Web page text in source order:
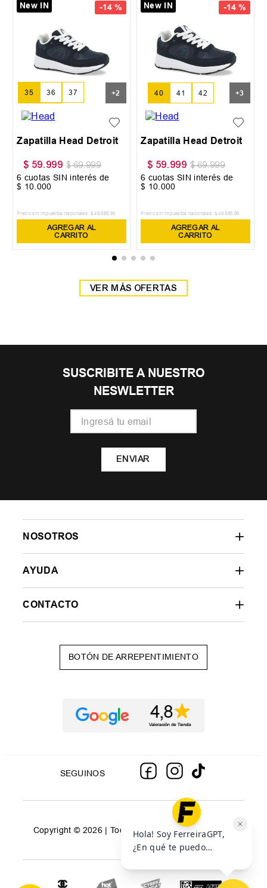
-14 %
New IN
35 36 37
38 39
+2
Zapatilla Head Detroit
$ 59.999 $ 69.999
6 cuotas SIN interés de
$ 10 000
Precio sin impuestos nacionales: $ 49.585,95
AGREGAR AL
CARRITO
-14 %
New IN
40 41 42 +3
Zapatilla Head Detroit
$ 59.999 $ 69.999
6 cuotas SIN interés de
$ 10 000
Precio sin impuestos nacionales: $ 49.585,95
AGREGAR AL
CARRITO
VER MÁS OFERTAS
SUSCRIBITE A NUESTRO
NESWLETTER
ENVIAR
NOSOTROS
AYUDA
CONTACTO
BOTÓN DE ARREPENTIMIENTO
SEGUINOS
Copyright © 2026 | Todos los derechos reservados